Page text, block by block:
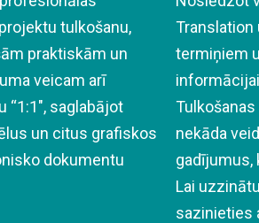
tulkošanu,
praktiskām un
veicam arī
saglabājot
un citus grafiskos
dokumentu
Translation
termiņiem
nekāda
gadījumus,
Lai
sazinieties